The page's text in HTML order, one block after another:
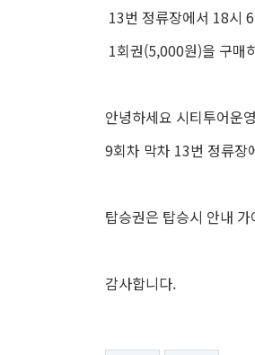
13번 정류장에서 18시
1회권(5,000원)을 구매
안녕하세요 시티투어운
9회차 막차 13번 정류
탑승권은 탑승시 안내
감사합니다.